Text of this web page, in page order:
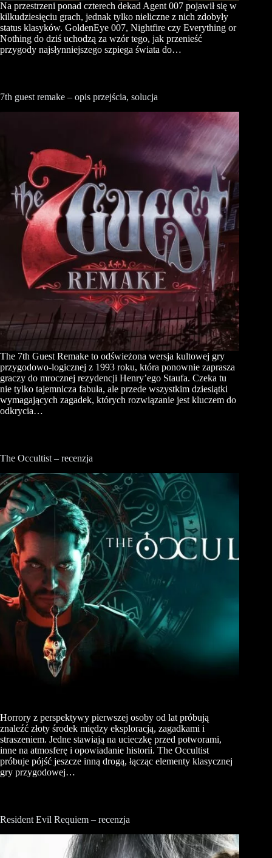
Na przestrzeni ponad czterech dekad Agent 007 pojawił się w
kilkudziesięciu grach, jednak tylko nieliczne z nich zdobyły
status klasyków. GoldenEye 007, Nightfire czy Everything or
Nothing do dziś uchodzą za wzór tego, jak przenieść
przygody najsłynniejszego szpiega świata do…
7th guest remake – opis przejścia, solucja
The 7th Guest Remake to odświeżona wersja kultowej gry
przygodowo-logicznej z 1993 roku, która ponownie zaprasza
graczy do mrocznej rezydencji Henry’ego Staufa. Czeka tu
nie tylko tajemnicza fabuła, ale przede wszystkim dziesiątki
wymagających zagadek, których rozwiązanie jest kluczem do
odkrycia…
The Occultist – recenzja
Horrory z perspektywy pierwszej osoby od lat próbują
znaleźć złoty środek między eksploracją, zagadkami i
straszeniem. Jedne stawiają na ucieczkę przed potworami,
inne na atmosferę i opowiadanie historii. The Occultist
próbuje pójść jeszcze inną drogą, łącząc elementy klasycznej
gry przygodowej…
Resident Evil Requiem – recenzja